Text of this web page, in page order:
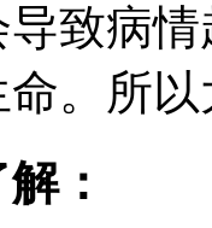
致病
命。所
：